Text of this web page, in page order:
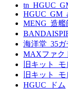
MENG_造
海洋堂_35
MAXファク
旧キット_
旧キット_
HGUC_ドム